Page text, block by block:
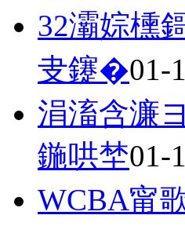
32灞婃櫄
叏鑳�01-
涓滀含濂
鍦哄埜01-
WCBA甯